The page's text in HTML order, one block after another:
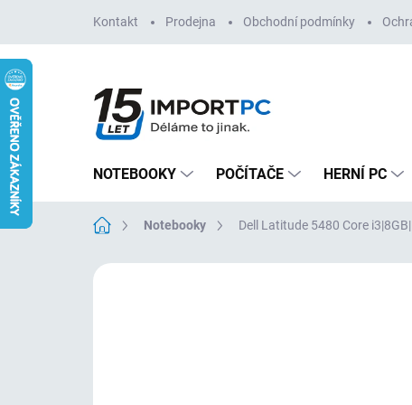
obsah
Kontakt Prodejna Obchodní podmínky
NOTEBOOKY POČÍTAČE HERNÍ PC
Domů Notebooky Dell Latitude 5480 Core